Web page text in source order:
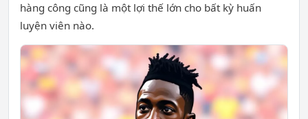
hàng công cũng là một lợi thế lớn cho bất kỳ huấn
luyện viên nào.